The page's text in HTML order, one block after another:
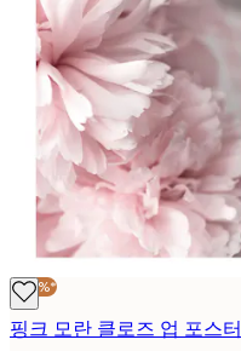
-40%*
핑크 모란 클로즈 업 포스터